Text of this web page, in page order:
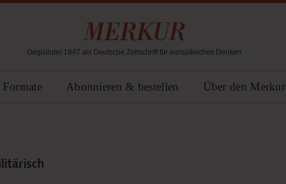
Gegründet 1947 als Deutsche Zeitschrift für europäisches Denken
Formate Abonnieren & bestellen Über den Merkur